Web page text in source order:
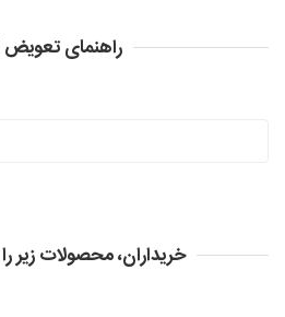
راهنمای
خریداران، محصولات زیر